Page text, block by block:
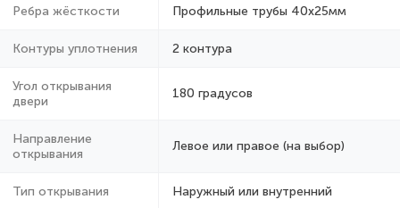
Ребра жёсткости Профильные трубы 40х25мм
Контуры уплотнения 2 контура
Угол открывания
двери
180 градусов
Направление
открывания
Левое или правое (на выбор)
Тип открывания Наружный или внутренний